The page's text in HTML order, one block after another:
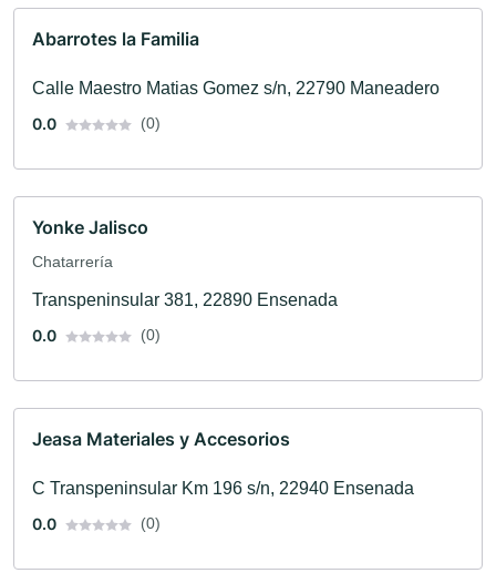
Abarrotes la Familia
Calle Maestro Matias Gomez s/n, 22790 Maneadero
0.0
(0)
Yonke Jalisco
Chatarrería
Transpeninsular 381, 22890 Ensenada
0.0
(0)
Jeasa Materiales y Accesorios
C Transpeninsular Km 196 s/n, 22940 Ensenada
0.0
(0)